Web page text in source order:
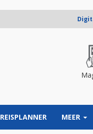
REISPLANNER MEER